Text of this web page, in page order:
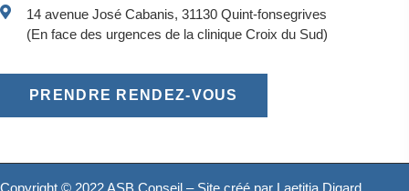
14 avenue José Cabanis, 31130 Quint-fonsegrives
(En face des urgences de la clinique Croix du Sud)
PRENDRE RENDEZ-VOUS
Copyright © 2022 ASB Conseil – Site créé par Laetitia Digard